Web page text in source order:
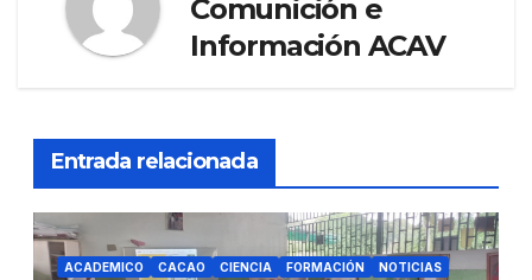
Comunición e
Información ACAV
Entrada relacionada
ACADEMICO CACAO CIENCIA FORMACIÓN NOTICIAS